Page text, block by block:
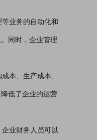
等业务的自动化和
同时，企业管理
本、生产成本、
低了企业的运营
企业财务人员可以